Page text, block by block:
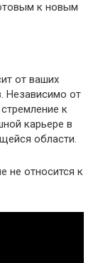
к новым
от ваших
Независимо от
к
карьере в
области.
не относится к